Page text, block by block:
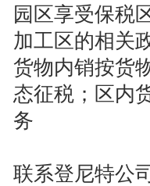
园区享受保税
加工区的相关
货物内销按货
态征税；区内
务
联系登尼特公